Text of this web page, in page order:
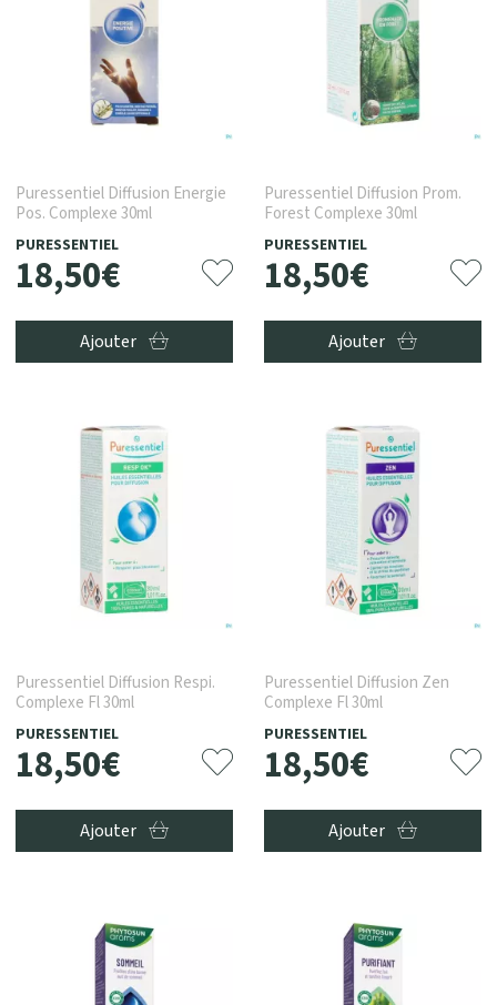
Puressentiel Diffusion Energie
Pos. Complexe 30ml
PURESSENTIEL
18,50€
Ajouter
Puressentiel Diffusion Prom.
Forest Complexe 30ml
PURESSENTIEL
18,50€
Ajouter
Puressentiel Diffusion Respi.
Complexe Fl 30ml
PURESSENTIEL
18,50€
Ajouter
Puressentiel Diffusion Zen
Complexe Fl 30ml
PURESSENTIEL
18,50€
Ajouter